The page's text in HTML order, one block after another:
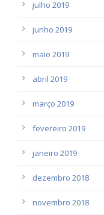
julho 2019
junho 2019
maio 2019
abril 2019
março 2019
fevereiro 2019
janeiro 2019
dezembro 2018
novembro 2018